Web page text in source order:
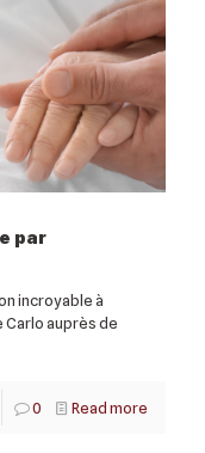
par
incroyable à
Carlo auprès de
0 Read more